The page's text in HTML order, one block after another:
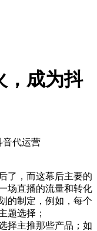
，成为抖
音代运营
了，而这幕后主要的
场直播的流量和转化
的制定，例如，每个
题选择；
择主推那些产品；如